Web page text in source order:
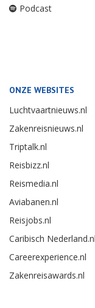
Podcast
ONZE WEBSITES
Luchtvaartnieuws.nl
Zakenreisnieuws.nl
Triptalk.nl
Reisbizz.nl
Reismedia.nl
Aviabanen.nl
Reisjobs.nl
Caribisch Nederland.nl
Careerexperience.nl
Zakenreisawards.nl